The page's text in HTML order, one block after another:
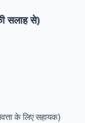
सलाह से)
के लिए सहायक)